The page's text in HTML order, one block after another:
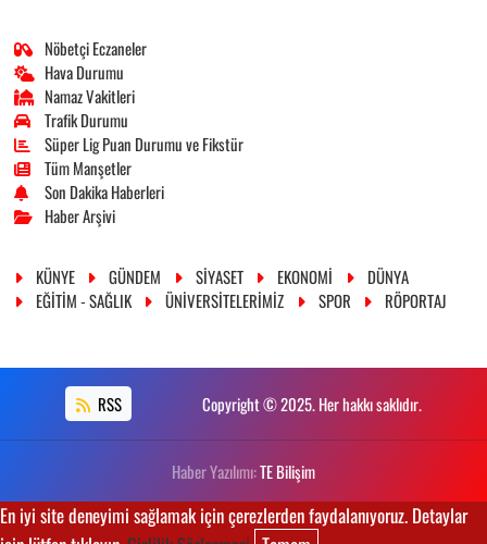
Nöbetçi Eczaneler
Hava Durumu
Namaz Vakitleri
Trafik Durumu
Süper Lig Puan Durumu ve Fikstür
Tüm Manşetler
Son Dakika Haberleri
Haber Arşivi
KÜNYE GÜNDEM SİYASET EKONOMİ
DÜNYA
EĞİTİM - SAĞLIK
ÜNİVERSİTELERİMİZ SPOR RÖPORTAJ
RSS Copyright © 2025. Her hakkı saklıdır.
Haber Yazılımı:TE Bilişim
En iyi site deneyimi sağlamak için çerezlerden faydalanıyoruz. Detaylar